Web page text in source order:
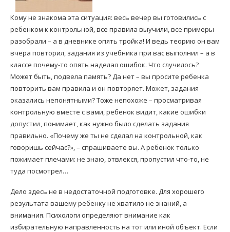
Кому не знакома эта ситуация: весь вечер вы готовились с
ребенком к контрольной, все правила выучили, все примеры
разобрали – а в дневнике опять тройка! И ведь теорию он вам
вчера повторил, задания из учебника при вас выполнил – а в
классе почему-то опять наделал ошибок. Что случилось?
Может быть, подвела память? Да нет – вы просите ребенка
повторить вам правила и он повторяет. Может, задания
оказались непонятными? Тоже непохоже – просматривая
контрольную вместе с вами, ребенок видит, какие ошибки
допустил, понимает, как нужно было сделать задания
правильно. «Почему же ты не сделал на контрольной, как
говоришь сейчас?», – спрашиваете вы. А ребенок только
пожимает плечами: не знаю, отвлекся, пропустил что-то, не
туда посмотрел…
Дело здесь не в недостаточной подготовке. Для хорошего
результата вашему ребенку не хватило не знаний, а
внимания. Психологи определяют внимание как
избирательную направленность на тот или иной объект. Если